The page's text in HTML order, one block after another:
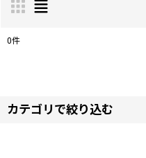
0件
カテゴリで絞り込む